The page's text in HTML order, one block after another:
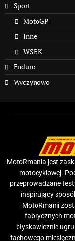
Sport
MotoGP
Inne
WSBK
Enduro
Wyczynowo
MotoRmania jest
motocyklowej.
przeprowadzane
inspirujący
MotoRmanii
fabrycznych
błyskawicznie
fachowego